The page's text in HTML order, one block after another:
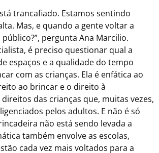
trancafiado. Estamos sentindo
Mas, e quando a gente voltar a
pergunta Ana Marcilio.
é preciso questionar qual a
espaços e a qualidade do tempo
com as crianças. Ela é enfática ao
ao brincar e o direito à
das crianças que, muitas vezes,
pelos adultos. E não é só
não está sendo levada a
também envolve as escolas,
cada vez mais voltados para a